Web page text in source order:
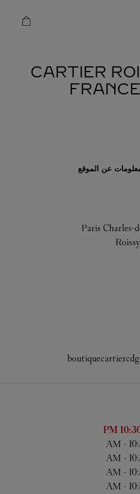
عن الموقع
Paris Charles-
10:30
-
-
-
-